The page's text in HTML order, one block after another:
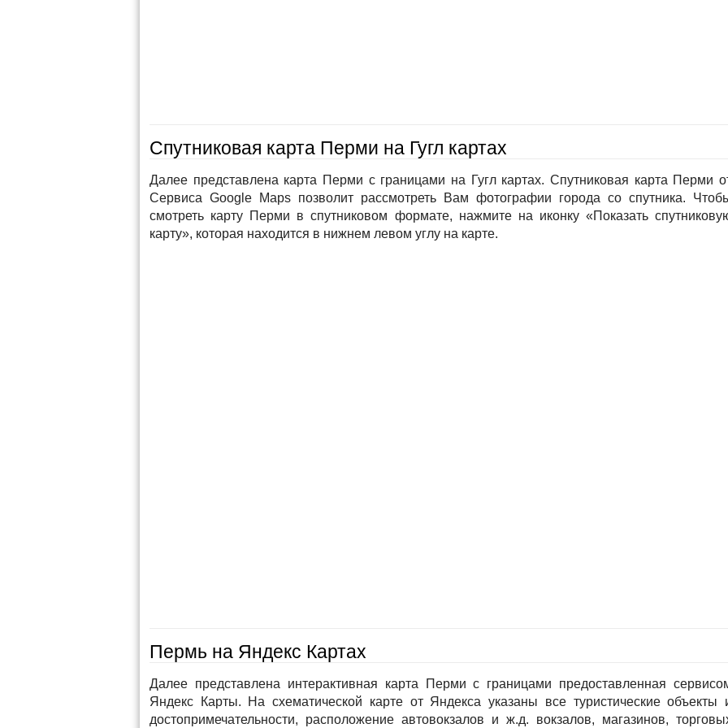
Спутниковая карта Перми на Гугл картах
Далее представлена карта Перми с границами на Гугл картах. Спутниковая карта Перми
Сервиса Google Maps позволит рассмотреть Вам фотографии города со спутника.
смотреть карту Перми в спутниковом формате, нажмите на иконку «Показать
карту», которая находится в нижнем левом углу на карте.
Пермь на Яндекс Картах
Далее представлена интерактивная карта Перми с границами предоставленная
Яндекс Карты. На схематической карте от Яндекса указаны все туристические объекты
достопримечательности, расположение автовокзалов и ж.д. вокзалов, магазинов,